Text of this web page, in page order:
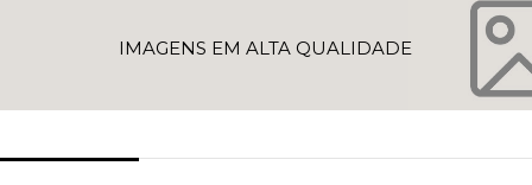
IMAGENS EM ALTA QUALIDADE